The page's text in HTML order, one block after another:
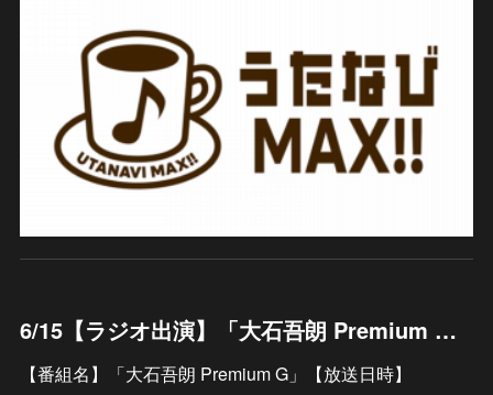
6/15【ラジオ出演】「大石吾朗 Premium G」
【番組名】「大石吾朗 Premium G」【放送日時】